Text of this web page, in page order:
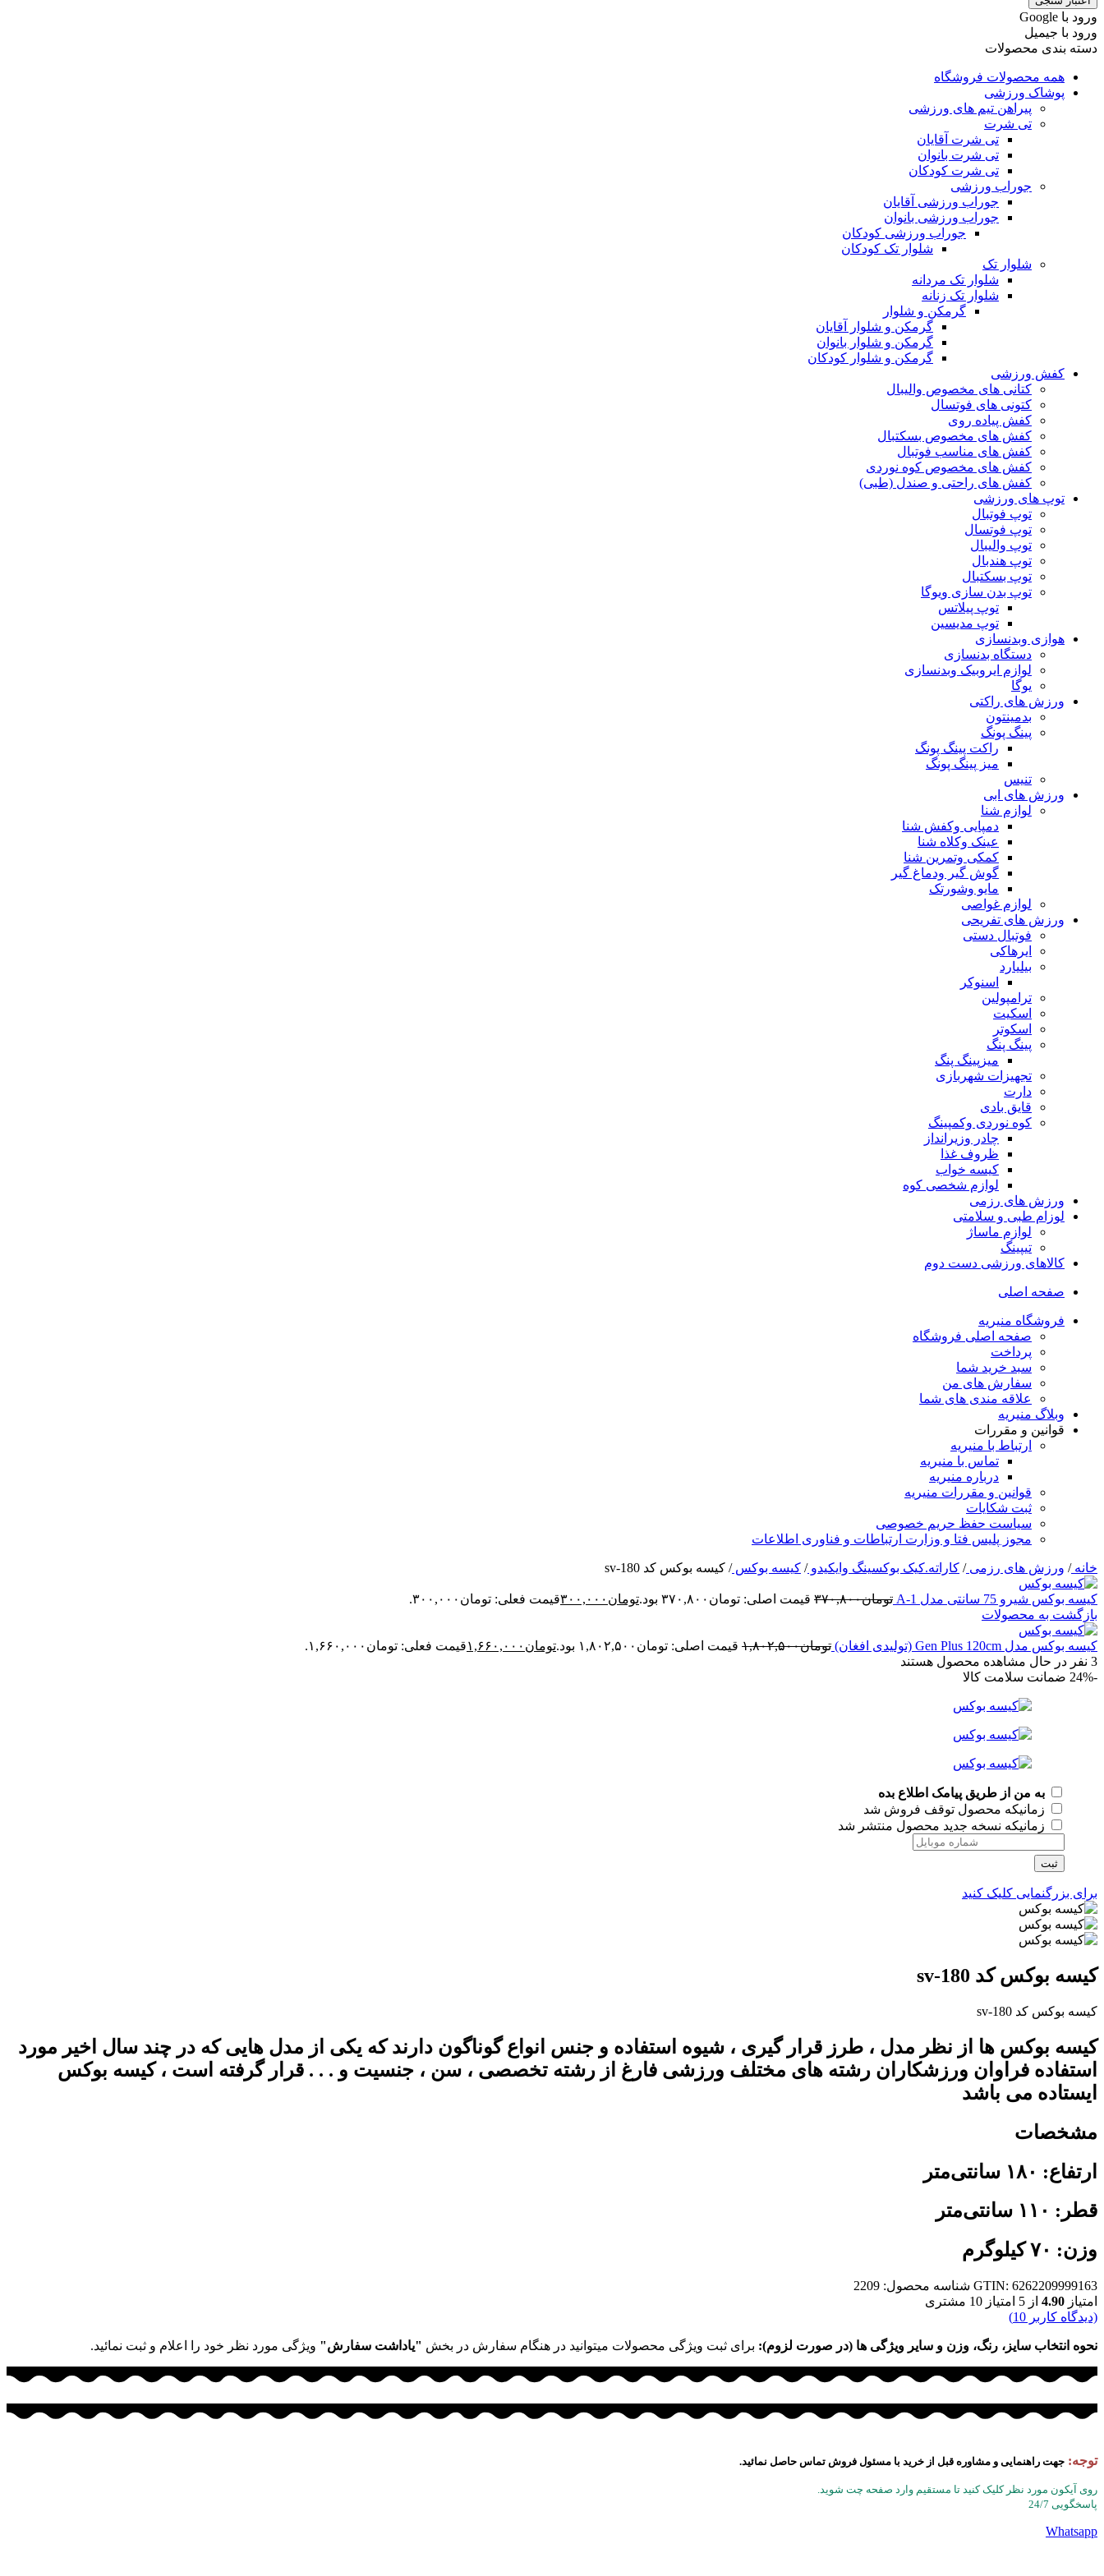
ورود با ‫Google
ورود با جیمیل
دسته بندی محصولات
همه محصولات فروشگاه
پوشاک ورزشی
پیراهن تیم های ورزشی
تی شرت
تی شرت آقایان
تی شرت بانوان
تی شرت کودکان
جوراب ورزشی
جوراب ورزشی آقایان
جوراب ورزشی بانوان
جوراب ورزشی کودکان
شلوار تک کودکان
شلوار تک
شلوار تک مردانه
شلوار تک زنانه
گرمکن و شلوار
گرمکن و شلوار آقایان
گرمکن و شلوار بانوان
گرمکن و شلوار کودکان
کفش ورزشی
کتانی های مخصوص والیبال
کتونی های فوتسال
کفش پیاده روی
کفش های مخصوص بسکتبال
کفش های مناسب فوتبال
کفش های مخصوص کوه نوردی
کفش های راحتی و صندل (طبی)
توپ های ورزشی
توپ فوتبال
توپ فوتسال
توپ والیبال
توپ هندبال
توپ بسکتبال
توپ بدن سازی ویوگا
توپ پیلاتس
توپ مدیسین
هوازی وبدنسازی
دستگاه بدنسازی
لوازم ایروبیک وبدنسازی
یوگا
ورزش های راکتی
بدمینتون
پینگ پونگ
راکت پینگ پونگ
میز پینگ پونگ
تنیس
ورزش های ابی
لوازم شنا
دمپایی وکفش شنا
عینک وکلاه شنا
کمکی وتمرین شنا
گوش گیر ودماغ گیر
مایو وشورتک
لوازم غواصی
ورزش های تفریحی
فوتبال دستی
ایرهاکی
بیلیارد
اسنوکر
ترامپولین
اسکیت
اسکوتر
پینگ پنگ
میزپینگ پنگ
تجهیزات شهربازی
دارت
قایق بادی
کوه نوردی وکمپینگ
چادر وزیرانداز
ظروف غذا
کیسه خواب
لوازم شخصی کوه
ورزش های رزمی
لوزام طبی و سلامتی
لوازم ماساژ
تیپینگ
کالاهای ورزشی دست دوم
صفحه اصلی
فروشگاه منیریه
صفحه اصلی فروشگاه
پرداخت
سبد خرید شما
سفارش های من
علاقه مندی های شما
وبلاگ منیریه
قوانین و مقررات
ارتباط با منیریه
تماس با منیریه
درباره منیریه
قوانین و مقررات منیریه
ثبت شکایات
سیاست حفظ حریم خصوصی
مجوز پلیس فتا و وزارت ارتباطات و فناوری اطلاعات
خانه/ ورزش های رزمی/ کاراته.کیک بوکسینگ وایکیدو/ کیسه بوکس/ کیسه بوکس کد sv-180
کیسه بوکس شیرو 75 سانتی مدل A-1 تومان۳۷۰,۸۰۰ قیمت اصلی: تومان۳۷۰,۸۰۰ بود. تومان ۳۰۰,۰۰۰قیمت فعلی: تومان۳۰۰,۰۰۰.
بازگشت به محصولات
کیسه بوکس مدل Gen Plus 120cm (تولیدی افغان) تومان۱,۸۰۲,۵۰۰ قیمت اصلی: تومان۱,۸۰۲,۵۰۰ بود. تومان ۱,۶۶۰,۰۰۰قیمت فعلی: تومان۱,۶۶۰,۰۰۰.
3 نفر در حال مشاهده محصول هستند
-24%
ضمانت سلامت کالا
به من از طریق پیامک اطلاع بده
زمانیکه محصول توقف فروش شد
زمانیکه نسخه جدید محصول منتشر شد
ثبت
برای بزرگنمایی کلیک کنید
کیسه بوکس کد sv-180
کیسه بوکس کد sv-180
کیسه بوکس ها از نظر مدل ، طرز قرار گیری ، شیوه استفاده و جنس انواع گوناگون دارند که یکی از مدل هایی که در چند سال اخیر مورد
استفاده فراوان ورزشکاران رشته های مختلف ورزشی فارغ از رشته تخصصی ، سن ، جنسیت و . . . قرار گرفته است ، کیسه بوکس
ایستاده می باشد
مشخصات
ارتفاع: ۱۸۰ سانتی‌متر
قطر: ۱۱۰ سانتی‌متر
وزن: ۷۰ کیلوگرم
GTIN: 6262209999163 شناسه محصول: 2209
امتیاز 4.90 از 5 امتیاز 10 مشتری
(دیدگاه کاربر 10
)
نحوه انتخاب سایز، رنگ، وزن و سایر ویژگی ها (در صورت لزوم): برای ثبت ویژگی محصولات میتوانید در هنگام سفارش در بخش "یاداشت سفارش" ویژگی مورد نظر خود را اعلام و ثبت نمائید.
توجه: جهت راهنمایی و مشاوره قبل از خرید با مسئول فروش تماس حاصل نمائید.
روی آیکون مورد نظر کلیک کنید تا مستقیم وارد صفحه چت شوید.
پاسخگویی 24/7
Whatsapp